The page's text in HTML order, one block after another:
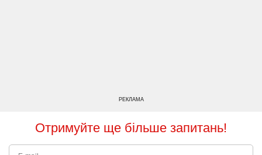
РЕКЛАМА
Отримуйте ще більше запитань!